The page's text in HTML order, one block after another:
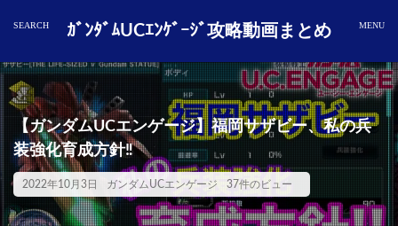
ｶﾞﾝﾀﾞﾑUCｴﾝｹﾞｰｼﾞ攻略動画まとめ
【ガンダムUCエンゲージ】福岡サザビー、私の兵
装強化育成方針‼️
2022年10月3日 ガンダムUCエンゲージ 37件のビュー